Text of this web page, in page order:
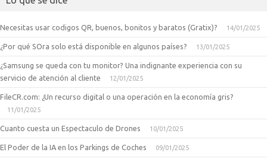
Necesitas usar codigos QR, buenos, bonitos y baratos (Gratix)? 14/01/2025
¿Por qué SOra solo está disponible en algunos países? 13/01/2025
¿Samsung se queda con tu monitor? Una indignante experiencia con su
servicio de atención al cliente
12/01/2025
FileCR.com: ¿Un recurso digital o una operación en la economía gris?
11/01/2025
Cuanto cuesta un Espectaculo de Drones 10/01/2025
El Poder de la IA en los Parkings de Coches 09/01/2025